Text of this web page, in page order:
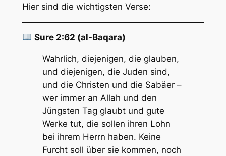
Hier sind die wichtigsten Verse:
Sure 2:62 (al-Baqara)
Wahrlich, diejenigen, die glauben,
und diejenigen, die Juden sind,
und die Christen und die Sabäer –
wer immer an Allah und den
Jüngsten Tag glaubt und gute
Werke tut, die sollen ihren Lohn
bei ihrem Herrn haben. Keine
Furcht soll über sie kommen, noch